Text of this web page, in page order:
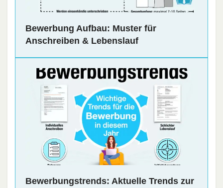
Bewerbung Aufbau: Muster für
Anschreiben & Lebenslauf
Bewerbungstrends: Aktuelle Trends zur